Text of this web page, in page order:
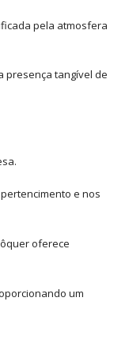
pela atmosfera
presença tangível de
e nos
oferece
um